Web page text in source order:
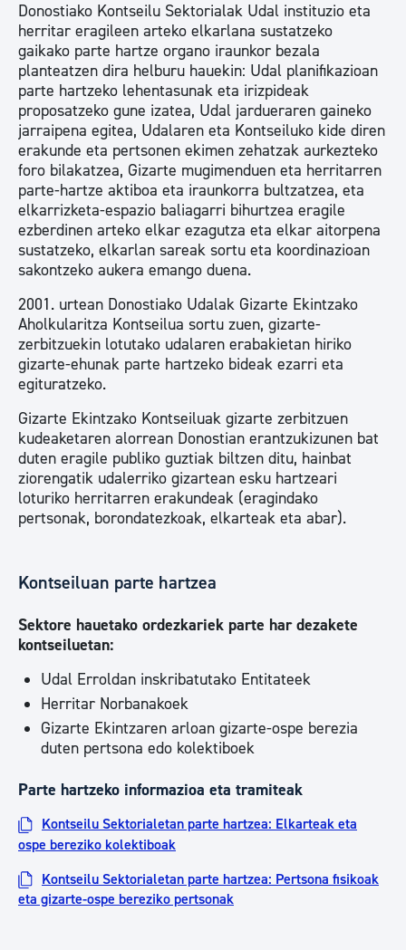
Donostiako Kontseilu Sektorialak Udal instituzio eta
herritar eragileen arteko elkarlana sustatzeko
gaikako parte hartze organo iraunkor bezala
planteatzen dira helburu hauekin: Udal planifikazioan
parte hartzeko lehentasunak eta irizpideak
proposatzeko gune izatea, Udal jardueraren gaineko
jarraipena egitea, Udalaren eta Kontseiluko kide diren
erakunde eta pertsonen ekimen zehatzak aurkezteko
foro bilakatzea, Gizarte mugimenduen eta herritarren
parte-hartze aktiboa eta iraunkorra bultzatzea, eta
elkarrizketa-espazio baliagarri bihurtzea eragile
ezberdinen arteko elkar ezagutza eta elkar aitorpena
sustatzeko, elkarlan sareak sortu eta koordinazioan
sakontzeko aukera emango duena.
2001. urtean Donostiako Udalak Gizarte Ekintzako
Aholkularitza Kontseilua sortu zuen, gizarte-
zerbitzuekin lotutako udalaren erabakietan hiriko
gizarte-ehunak parte hartzeko bideak ezarri eta
egituratzeko.
Gizarte Ekintzako Kontseiluak gizarte zerbitzuen
kudeaketaren alorrean Donostian erantzukizunen bat
duten eragile publiko guztiak biltzen ditu, hainbat
ziorengatik udalerriko gizartean esku hartzeari
loturiko herritarren erakundeak (eragindako
pertsonak, borondatezkoak, elkarteak eta abar).
Kontseiluan parte hartzea
Sektore hauetako ordezkariek parte har dezakete
kontseiluetan:
Udal Erroldan inskribatutako Entitateek
Herritar Norbanakoek
Gizarte Ekintzaren arloan gizarte-ospe berezia
duten pertsona edo kolektiboek
Parte hartzeko informazioa eta tramiteak
Kontseilu Sektorialetan parte hartzea: Elkarteak eta
ospe bereziko kolektiboak
Kontseilu Sektorialetan parte hartzea: Pertsona fisikoak
eta gizarte-ospe bereziko pertsonak